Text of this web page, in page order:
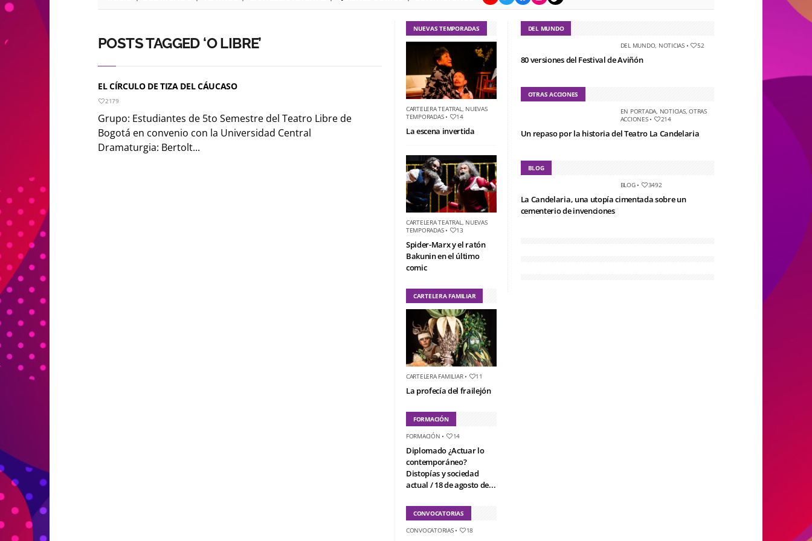
POSTS TAGGED ‘O LIBRE’
EL CÍRCULO DE TIZA DEL CÁUCASO
2179
Grupo: Estudiantes de 5to Semestre del Teatro Libre de
Bogotá en convenio con la Universidad Central
Dramaturgia: Bertolt...
NUEVAS TEMPORADAS
CARTELERA TEATRAL, NUEVAS
TEMPORADAS• 14
La escena invertida
CARTELERA TEATRAL, NUEVAS
TEMPORADAS• 13
Spider-Marx y el ratón
Bakunin en el último
comic
CARTELERA FAMILIAR
CARTELERA FAMILIAR• 11
La profecía del frailejón
FORMACIÓN
FORMACIÓN • 14
Diplomado ¿Actuar lo
contemporáneo?
Distopías y sociedad
actual / 18 de agosto de...
CONVOCATORIAS
CONVOCATORIAS• 18
DEL MUNDO
DEL MUNDO, NOTICIAS• 52
80 versiones del Festival de Aviñón
OTRAS ACCIONES
EN PORTADA, NOTICIAS,OTRAS
ACCIONES• 214
Un repaso por la historia del Teatro La Candelaria
BLOG
BLOG• 3492
La Candelaria, una utopía cimentada sobre un
cementerio de invenciones